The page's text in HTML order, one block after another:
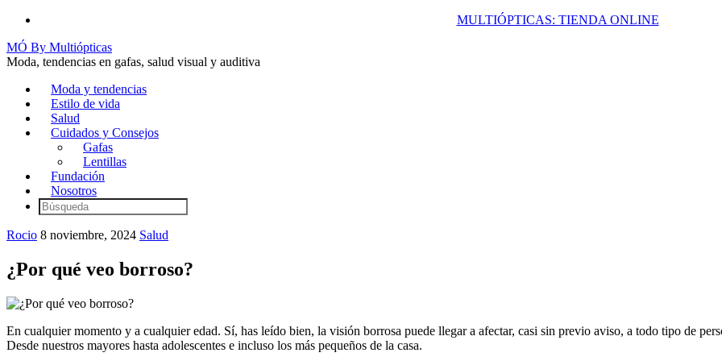
MULTIÓPTICAS: TIENDA ONLINE
MÓ By Multiópticas
Moda, tendencias en gafas, salud visual y auditiva
Moda y tendencias
Estilo de vida
Salud
Cuidados y Consejos
Gafas
Lentillas
Fundación
Nosotros
Rocio 8 noviembre, 2024 Salud
¿Por qué veo borroso?
En cualquier momento y a cualquier edad. Sí, has leído bien, la visión borrosa puede llegar a afectar, casi sin previo aviso, a todo tipo de
Desde nuestros mayores hasta adolescentes e incluso los más pequeños de la casa.